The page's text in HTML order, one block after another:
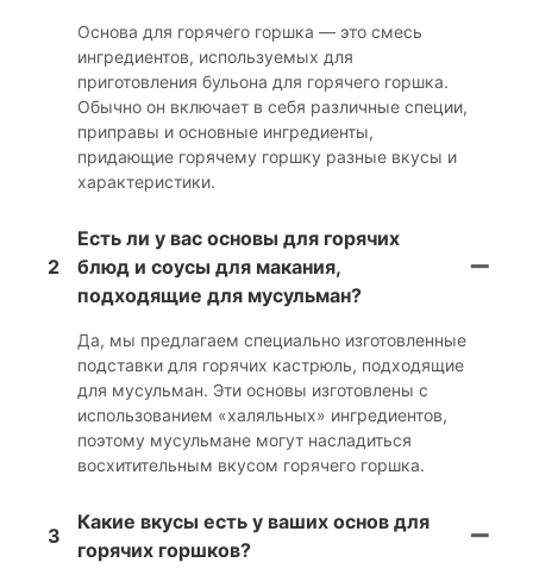
Основа для горячего горшка — это смесь
ингредиентов, используемых для
приготовления бульона для горячего горшка.
Обычно он включает в себя различные специи,
приправы и основные ингредиенты,
придающие горячему горшку разные вкусы и
характеристики.
2
Есть ли у вас основы для горячих
блюд и соусы для макания,
подходящие для мусульман?
Да, мы предлагаем специально изготовленные
подставки для горячих кастрюль, подходящие
для мусульман. Эти основы изготовлены с
использованием «халяльных» ингредиентов,
поэтому мусульмане могут насладиться
восхитительным вкусом горячего горшка.
3
Какие вкусы есть у ваших основ для
горячих горшков?